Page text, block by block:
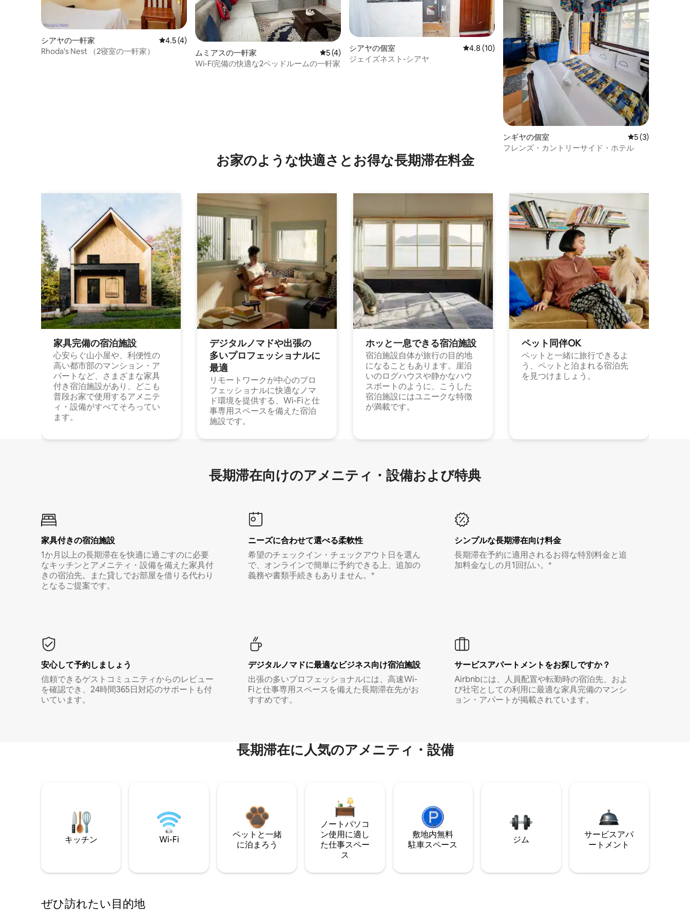
シアヤの一軒家 レビュー4件、5つ星中4.5つ星の平均評価
4.5 (4)
Rhoda's Nest （2寝室の一軒家）
ムミアスの一軒家 レビュー4件、5つ星中5つ星の平均評価
5 (4)
Wi-Fi完備の快適な2ベッドルームの一軒家
シアヤの個室 レビュー10件、5つ星中4.8つ星の平均評価
4.8 (10)
ジェイズネスト-シアヤ
ンギヤの個室 レビュー3件、5
5 (3)
フレンズ・カントリーサイド・ホテル
お家のような快⁠適⁠さ⁠とお⁠得⁠な長⁠期⁠滞⁠在料⁠金
家具完備の宿⁠泊⁠施⁠設
心安らぐ山小屋や、利便性の
高い都市部のマンション・ア
パートなど、さまざまな家具
付き宿泊施設があり、どこも
普段お家で使用するアメニテ
ィ・設備がすべてそろってい
ます。
デジタルノマドや出⁠張⁠の
多⁠いプ⁠ロ⁠フ⁠ェ⁠ッ⁠シ⁠ョ⁠ナ⁠ル⁠に
最⁠適
リモートワークが中心のプロ
フェッショナルに快適なノマ
ド環境を提供する、Wi-Fiと仕
事専用スペースを備えた宿泊
施設です。
ホッと一⁠息⁠で⁠き⁠る宿⁠泊施⁠設
宿泊施設自体が旅行の目的地
になることもあります。崖沿
いのログハウスや静かなハウ
スボートのように、こうした
宿泊施設にはユニークな特徴
が満載です。
ペット同⁠伴OK
ペットと一緒に旅行できるよ
う、ペットと泊まれる宿泊先
を見つけましょう。
長期滞在向け⁠のア⁠メ⁠ニ⁠テ⁠ィ⁠・設⁠備⁠および特⁠典
家具付き⁠の宿⁠泊⁠施⁠設
1か月以上の長期滞在を快適に過ごすのに必要
なキッチンとアメニティ・設備を備えた家具付
きの宿泊先。また貸しでお部屋を借りる代わり
となるご提案です。
ニーズに合わせて選べる柔軟性
希望のチェックイン・チェックアウト日を選ん
で、オンラインで簡単に予約できる上、追加の
義務や書類手続きもありません。*
シンプルな長期滞在向け料金
長期滞在予約に適用されるお得な特別料金と追
加料金なしの月1回払い。*
安心して予約しましょう
信頼できるゲストコミュニティからのレビュー
を確認でき、24時間365日対応のサポートも付
いています。
デジタルノマド⁠に最⁠適⁠なビ⁠ジ⁠ネ⁠ス⁠向⁠け宿⁠泊⁠施⁠設
出張の多いプロフェッショナルには、高速Wi-
Fiと仕事専用スペースを備えた長期滞在先がお
すすめです。
サービスアパートメントをお探しですか？
Airbnbには、人員配置や転勤時の宿泊先、およ
び社宅としての利用に最適な家具完備のマンシ
ョン・アパートが掲載されています。
長期滞在に人気のアメニティ・設備
キッチン Wi-Fi
ペットと一緒
に泊まろう
ノートパソコ
ン使用に適し
た仕事スペー
ス
敷地内無料
駐⁠車ス⁠ペ⁠ー⁠ス
ジム
サービスアパ
ートメント
ぜひ訪⁠れ⁠た⁠い目⁠的⁠地